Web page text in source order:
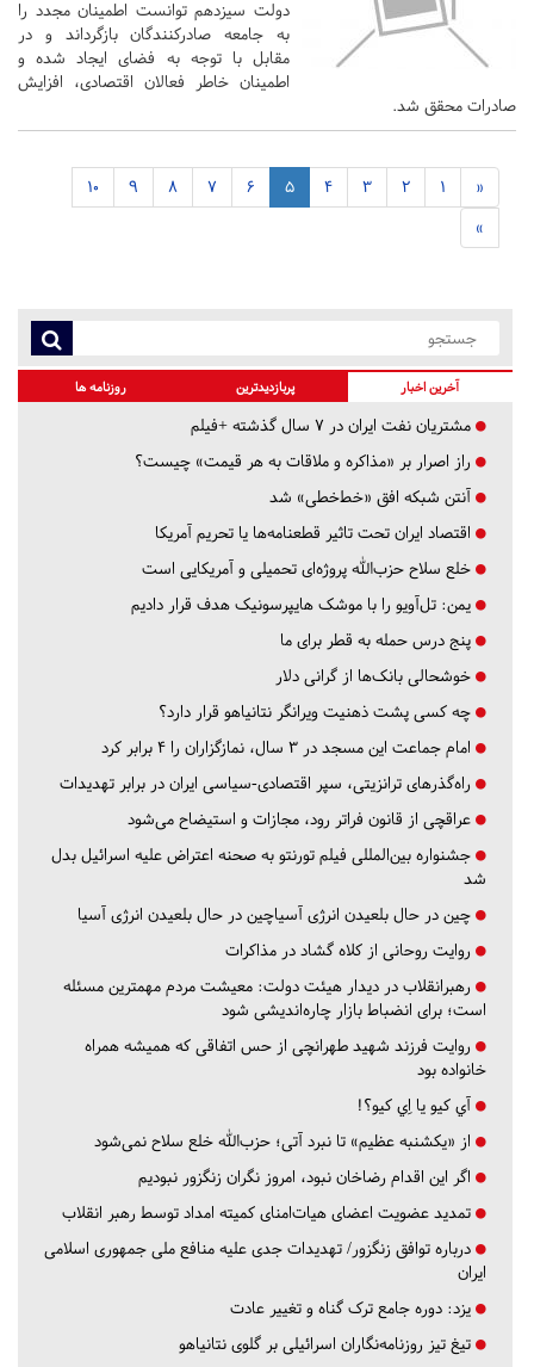
دولت سیزدهم توانست اطمینان مجدد را
به جامعه صادرکنندگان بازگرداند و در
مقابل با توجه به فضای ایجاد شده و
اطمینان خاطر فعالان اقتصادی، افزایش
صادرات محقق شد.
«
1
2
3
4
5
6
7
8
9
10
»
آخرین اخبار پربازدیدترین روزنامه ها
مشتریان نفت ایران در ۷ سال گذشته +فیلم
راز اصرار بر «مذاکره و ملاقات به هر قیمت» چیست؟
آنتن شبکه افق «خط‌خطی» شد
اقتصاد ایران تحت تاثیر قطعنامه‌ها یا تحریم‌ آمریکا
خلع سلاح حزب‌الله پروژه‌ای تحمیلی و آمریکایی است
یمن: تل‌آویو را با موشک هایپرسونیک هدف قرار دادیم
پنج درس‌ حمله به قطر برای ما
خوشحالی بانک‌ها از گرانی دلار
چه کسی پشت ذهنیت ویرانگر نتانیاهو قرار دارد؟
امام جماعت این مسجد در ۳ سال، نمازگزاران را ۴ برابر کرد
راه‌گذرهای ترانزیتی، سپر اقتصادی-سیاسی ایران در برابر تهدیدات
عراقچی از قانون فراتر رود، مجازات و استیضاح می‌شود
جشنواره بین‌المللی فیلم تورنتو به صحنه اعتراض علیه اسرائیل بدل
شد
چین در حال بلعیدن انرژی آسیاچین در حال بلعیدن انرژی آسیا
روایت روحانی از کلاه گشاد در مذاکرات
رهبرانقلاب در دیدار هیئت دولت: معیشت مردم مهمترین مسئله
است؛ برای انضباط بازار چاره‌اندیشی شود
روایت فرزند شهید طهرانچی از حس اتفاقی که همیشه همراه
خانواده بود
آي كيو يا اِي كيو؟!
از «یکشنبه عظیم» تا نبرد آتی؛ حزب‌الله خلع سلاح نمی‌شود
اگر این اقدام رضاخان نبود، امروز نگران زنگزور نبودیم
تمدید عضویت اعضای هیات‌امنای کمیته امداد توسط رهبر انقلاب
درباره توافق زنگزور/ تهدیدات جدی علیه منافع ملی جمهوری اسلامی
ایران
یزد: دوره جامع ترک گناه و تغییر عادت
تیغ تیز روزنامه‌نگاران اسرائیلی بر گلوی نتانیاهو